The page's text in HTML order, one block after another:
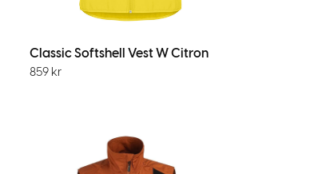
Classic Softshell Vest W Citron
859 kr